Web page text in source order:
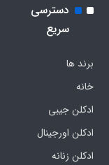
دسترسی
سریع
برند ها
خانه
ادکلن جیبی
ادکلن اورجینال
ادکلن زنانه